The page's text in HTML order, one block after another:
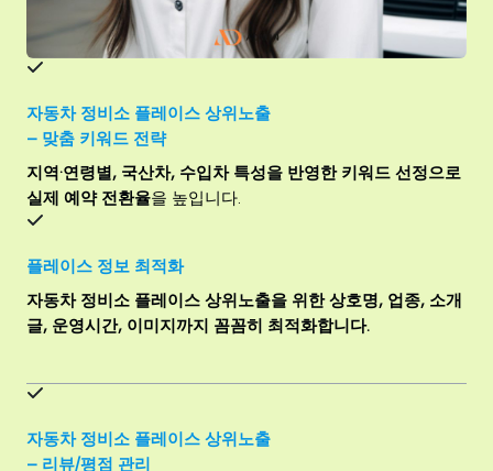
자동차 정비소 플레이스 상위노출
– 맞춤 키워드 전략
지역·연령별, 국산차, 수입차 특성을 반영한 키워드 선정으로
실제 예약 전환율을 높입니다.
플레이스 정보 최적화
자동차 정비소 플레이스 상위노출을 위한 상호명, 업종, 소개
글, 운영시간, 이미지까지 꼼꼼히 최적화합니다.
자동차 정비소 플레이스 상위노출
– 리뷰/평점 관리